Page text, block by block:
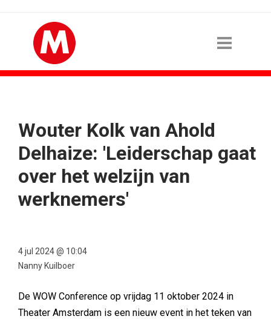
Wouter Kolk van Ahold
Delhaize: 'Leiderschap gaat
over het welzijn van
werknemers'
4 jul 2024 @ 10:04
Nanny Kuilboer
De WOW Conference op vrijdag 11 oktober 2024 in
Theater Amsterdam is een nieuw event in het teken van